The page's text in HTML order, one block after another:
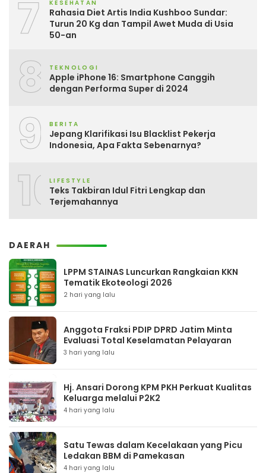
7 KESEHATAN
Rahasia Diet Artis India Kushboo Sundar:
Turun 20 Kg dan Tampil Awet Muda di Usia
50-an
8 TEKNOLOGI
Apple iPhone 16: Smartphone Canggih
dengan Performa Super di 2024
9 BERITA
Jepang Klarifikasi Isu Blacklist Pekerja
Indonesia, Apa Fakta Sebenarnya?
10LIFESTYLE
Teks Takbiran Idul Fitri Lengkap dan
Terjemahannya
DAERAH
LPPM STAINAS Luncurkan Rangkaian KKN
Tematik Ekoteologi 2026
2 hari yang lalu
Anggota Fraksi PDIP DPRD Jatim Minta
Evaluasi Total Keselamatan Pelayaran
3 hari yang lalu
Hj. Ansari Dorong KPM PKH Perkuat Kualitas
Keluarga melalui P2K2
4 hari yang lalu
Satu Tewas dalam Kecelakaan yang Picu
Ledakan BBM di Pamekasan
4 hari yang lalu